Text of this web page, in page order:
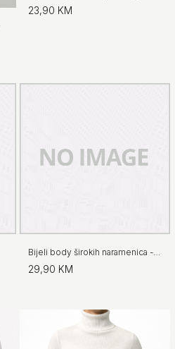
23,90 KM
Bijeli body širokih naramenica - No.97
29,90 KM